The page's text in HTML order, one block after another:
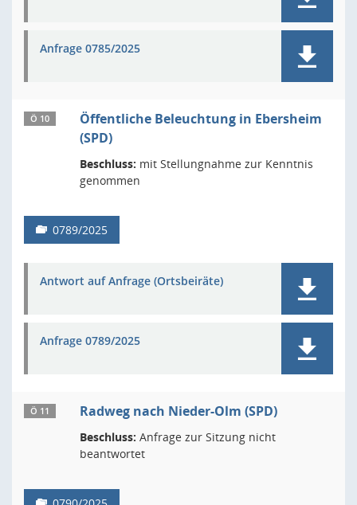
Anfrage 0785/2025
Ö 10
Öffentliche Beleuchtung in Ebersheim
(SPD)
Beschluss: mit Stellungnahme zur Kenntnis
genommen
0789/2025
Antwort auf Anfrage (Ortsbeiräte)
Anfrage 0789/2025
Ö 11 Radweg nach Nieder-Olm (SPD)
Beschluss: Anfrage zur Sitzung nicht
beantwortet